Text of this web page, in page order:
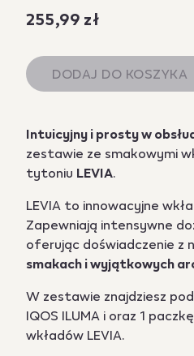
255,99 zł
DODAJ DO KOSZYKA
Intuicyjny i prosty w
zestawie ze smakowymi
tytoniu LEVIA.
LEVIA to innowacyjne
Zapewniają intensywne
oferując doświadczenie z
smakach i wyjątkowych
W zestawie znajdziesz
IQOS ILUMA i oraz 1
wkładów LEVIA.